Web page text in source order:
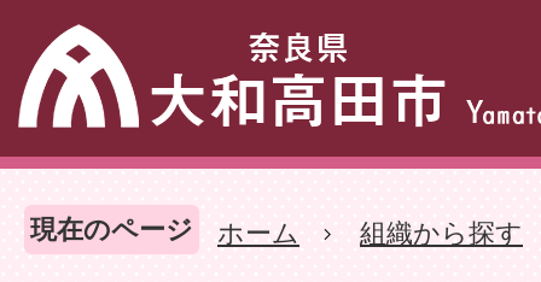
現在のページ ホーム 組織から探す